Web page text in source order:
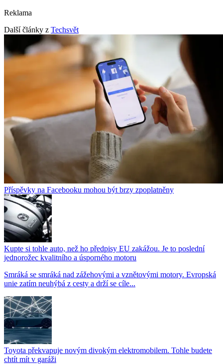
Reklama
Další články z Techsvět
Příspěvky na Facebooku mohou být brzy zpoplatněny
Kupte si tohle auto, než ho předpisy EU zakážou. Je to poslední
jednorožec kvalitního a úsporného motoru
Smráká se smráká nad zážehovými a vznětovými motory. Evropská
unie zatím neuhýbá z cesty a drží se cíle...
Toyota překvapuje novým divokým elektromobilem. Tohle budete
chtít mít v garáži